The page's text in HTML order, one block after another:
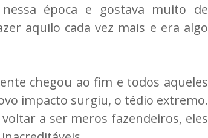
época e gostava muito de
aquilo cada vez mais e era algo
chegou ao fim e todos aqueles
impacto surgiu, o tédio extremo.
a ser meros fazendeiros, eles